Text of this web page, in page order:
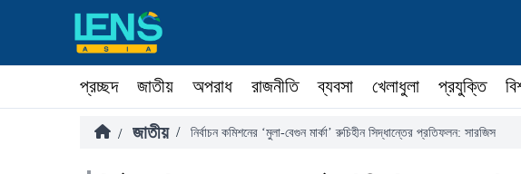
প্রচ্ছদ জাতীয় অপরাধ রাজনীতি ব্যবসা খেলাধুলা প্রযুক্তি
/ জাতীয় / নির্বাচন কমিশনের ‘মুলা-বেগুন মার্কা’ রুচিহীন সিদ্ধান্তের প্রতিফলন: সারজিস